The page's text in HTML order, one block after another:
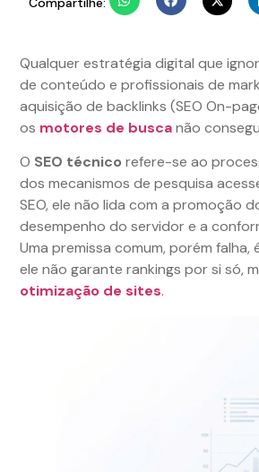
Qualquer estratégia digital que
de conteúdo e profissionais de
aquisição de backlinks (SEO On-
os motores de buscanão
O SEO técnico refere-se ao
dos mecanismos de pesquisa
SEO, ele não lida com a promoção
desempenho do servidor e a
Uma premissa comum, porém
ele não garante rankings por si só,
otimização de sites.